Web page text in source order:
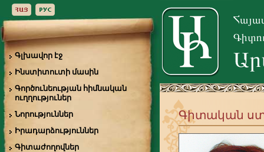
Գլխավոր էջ
Ինստիտուտի մասին
Գործունեության հիմնական
ուղղություներ
Նորություններ
Իրադարձություններ
Գիտաժողովներ
Գիտական